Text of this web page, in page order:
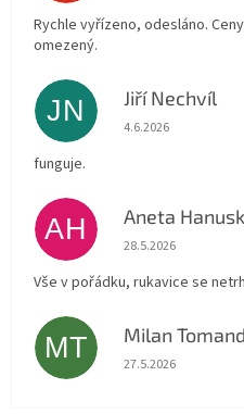
Rychle vyřízeno, odesláno.
omezený.
JN Jiří Nechvíl
Hodnocení
4.6.2026
funguje.
AH Aneta
Hodnocení
28.5.2026
Vše v pořádku, rukavice se
MT Milan
Hodnocení
27.5.2026